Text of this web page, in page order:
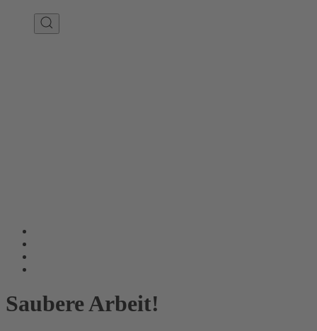
Saubere Arbeit!